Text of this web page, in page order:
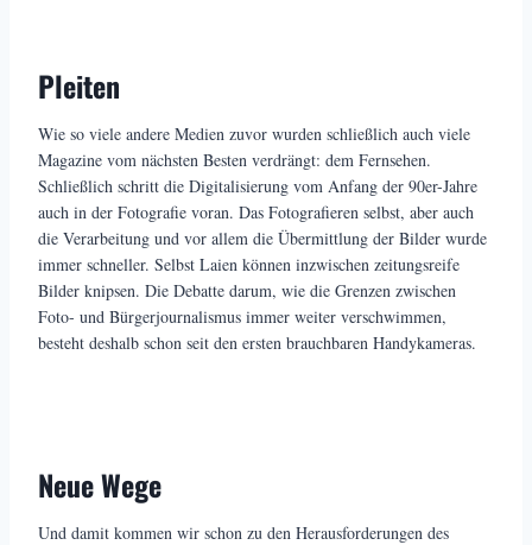
Pleiten
Wie so viele andere Medien zuvor wurden schließlich auch viele
Magazine vom nächsten Besten verdrängt: dem Fernsehen.
Schließlich schritt die Digitalisierung vom Anfang der 90er-Jahre
auch in der Fotografie voran. Das Fotografieren selbst, aber auch
die Verarbeitung und vor allem die Übermittlung der Bilder wurde
immer schneller. Selbst Laien können inzwischen zeitungsreife
Bilder knipsen. Die Debatte darum, wie die Grenzen zwischen
Foto- und Bürgerjournalismus immer weiter verschwimmen,
besteht deshalb schon seit den ersten brauchbaren Handykameras.
Neue Wege
Und damit kommen wir schon zu den Herausforderungen des